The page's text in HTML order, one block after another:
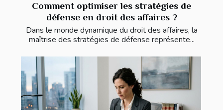
Comment optimiser les stratégies de
défense en droit des affaires ?
Dans le monde dynamique du droit des affaires, la
maîtrise des stratégies de défense représente...